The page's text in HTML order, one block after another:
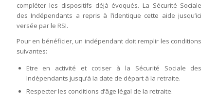
compléter les dispositifs déjà évoqués. La Sécurité Sociale
des Indépendants a repris à l’identique cette aide jusqu’ici
versée par le RSI.
Pour en bénéficier, un indépendant doit remplir les conditions
suivantes:
Etre en activité et cotiser à la Sécurité Sociale des
Indépendants jusqu’à la date de départ à la retraite.
Respecter les conditions d’âge légal de la retraite.